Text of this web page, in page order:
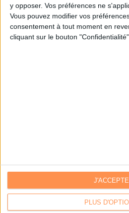
y opposer. Vos préférences ne
Vous pouvez modifier vos
consentement à tout moment en
cliquant sur le bouton
PLUS
J'ACCEPTE
Je m'inscris sur
Communiquer avec Archimag|Communiquer